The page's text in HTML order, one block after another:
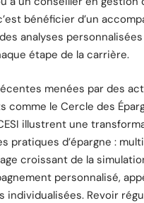
bénéficier d’un
analyses
étape de la carrière.
menées par des
comme le Cercle des
illustrent une
pratiques d’épargne :
croissant de la
personnalisé,
individualisées. Revoir